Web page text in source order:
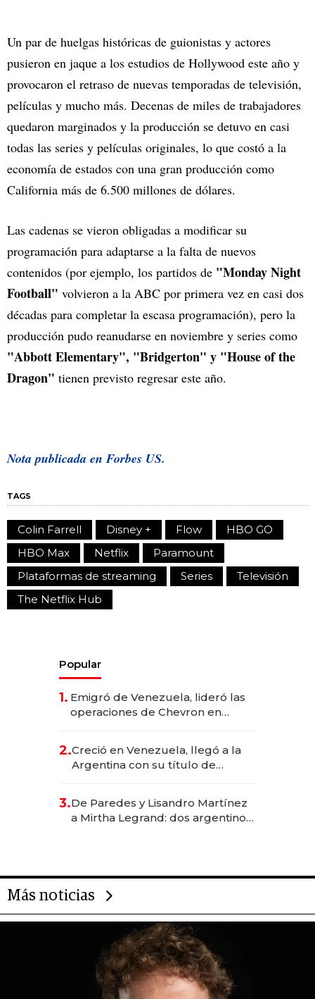
Un par de huelgas históricas de guionistas y actores
pusieron en jaque a los estudios de Hollywood este año y
provocaron el retraso de nuevas temporadas de televisión,
películas y mucho más. Decenas de miles de trabajadores
quedaron marginados y la producción se detuvo en casi
todas las series y películas originales, lo que costó a la
economía de estados con una gran producción como
California más de 6.500 millones de dólares.
Las cadenas se vieron obligadas a modificar su
programación para adaptarse a la falta de nuevos
contenidos (por ejemplo, los partidos de "Monday Night
Football" volvieron a la ABC por primera vez en casi dos
décadas para completar la escasa programación), pero la
producción pudo reanudarse en noviembre y series como
"Abbott Elementary", "Bridgerton" y "House of the
Dragon" tienen previsto regresar este año.
Nota publicada en Forbes US.
TAGS
Colin Farrell Disney + Flow
HBO GO
HBO Max
Netflix
Paramount
Plataformas de streaming
Series
Televisión
The Netflix Hub
Popular
1. Emigró de Venezuela, lideró las
operaciones de Chevron en
2.Creció en Venezuela, llegó a la
Argentina con su título de
las marcas "fast premium"
3.De Paredes y Lisandro Martínez
a Mirtha Legrand: dos argentinos
Más noticias